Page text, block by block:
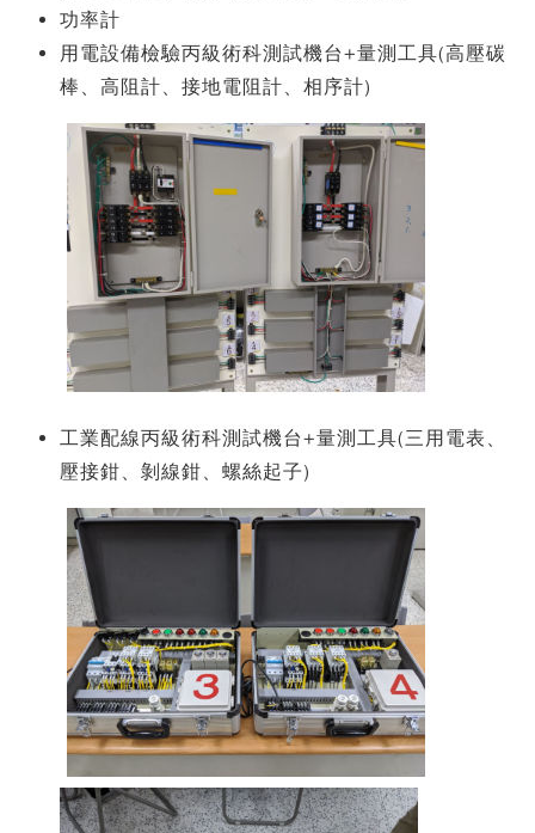
功率計
用電設備檢驗丙級術科測試機台+量測工具(高壓碳
棒、高阻計、接地電阻計、相序計)
工業配線丙級術科測試機台+量測工具(三用電表、
壓接鉗、剝線鉗、螺絲起子)